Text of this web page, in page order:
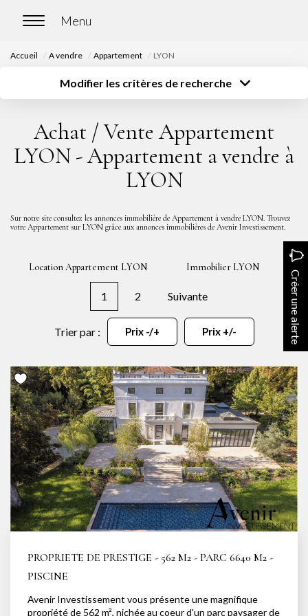
Nos biens en vente
Chasse immobilière
LOUER
Nos biens loués
NOTRE AGENCE
Notre actu
Notre magazine
Nos partenaires
Nous rejoindre
VENDRE
Estimer votre bien
CONTACT
Accueil A vendre Appartement LYON
Modifier les critères de recherche
Sélectionnez...
Type de bien
Sélectionnez...
Surface
Budget
Achat / Vente Appartement
LYON - Appartement a vendre à
LYON
Sur notre site consultez les annonces immobilière de Appartement à vendre LYON. Trouvez
votre Appartement sur LYON grâce aux annonces immobilières de Avenir Investissement.
Location Appartement LYON Immobilier LYON
Créer une alerte
1 2 Suivante
Trier par : Prix -/+ Prix +/-
PROPRIETE DE PRESTIGE - 562 M2 - PARC 6640 M2 -
PISCINE
Avenir Investissement vous présente une magnifique
propriété de 562 m², nichée au coeur d'un parc paysager de